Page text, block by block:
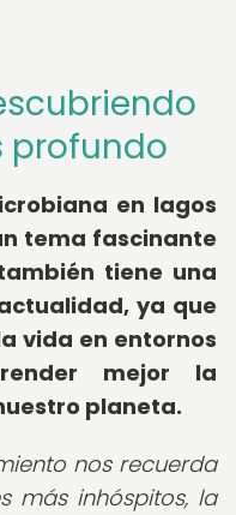
profundo
en lagos
tema fascinante
tiene una
ya que
vida en entornos
mejor la
planeta.
nos recuerda
más inhóspitos, la